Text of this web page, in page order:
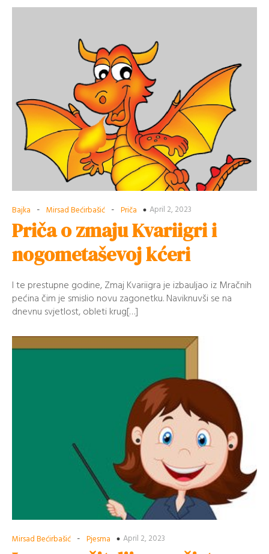
Bajka - Mirsad Bećirbašić - Priča April 2, 2023
Priča o zmaju Kvariigri i
nogometaševoj kćeri
I te prestupne godine, Zmaj Kvariigra je izbauljao iz Mračnih
pećina čim je smislio novu zagonetku. Naviknuvši se na
dnevnu svjetlost, obleti krug[…]
Mirsad Bećirbašić - Pjesma April 2, 2023